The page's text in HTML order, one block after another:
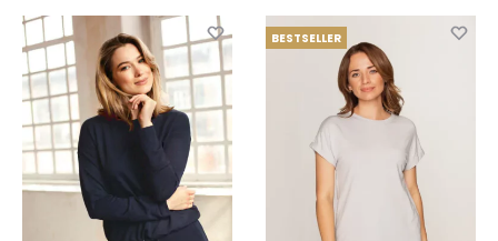
BESTSELLER